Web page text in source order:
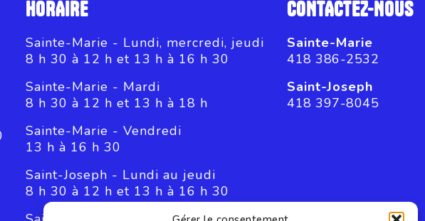
HORAIRE
Sainte-Marie - Lundi, mercredi, jeudi
8 h 30 à 12 h et 13 h à 16 h 30
Sainte-Marie - Mardi
8 h 30 à 12 h et 13 h à 18 h
Sainte-Marie - Vendredi
13 h à 16 h 30
Saint-Joseph - Lundi au jeudi
8 h 30 à 12 h et 13 h à 16 h 30
CONTACTEZ-NOUS
Sainte-Marie
418 386-2532
Saint-Joseph
418 397-8045